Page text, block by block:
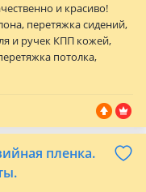
и красиво!
перетяжка сидений,
и ручек КПП кожей,
потолка,
алькантарой, экокожей.
пластика в
Большой выбор
цены. Качество
пленка.